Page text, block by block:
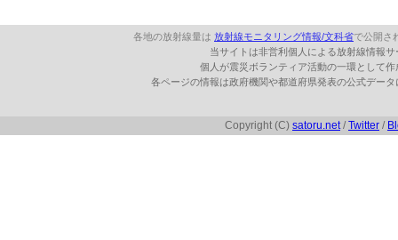
各地の放射線量は 放射線モニタリング情報/文科省で公開さ
当サイトは非営利個人による放射線情報サ
個人が震災ボランティア活動の一環として作
各ページの情報は政府機関や都道府県発表の公式デー
Copyright (C) satoru.net/ Twitter /